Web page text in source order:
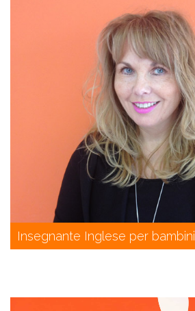
Insegnante Inglese per bambini